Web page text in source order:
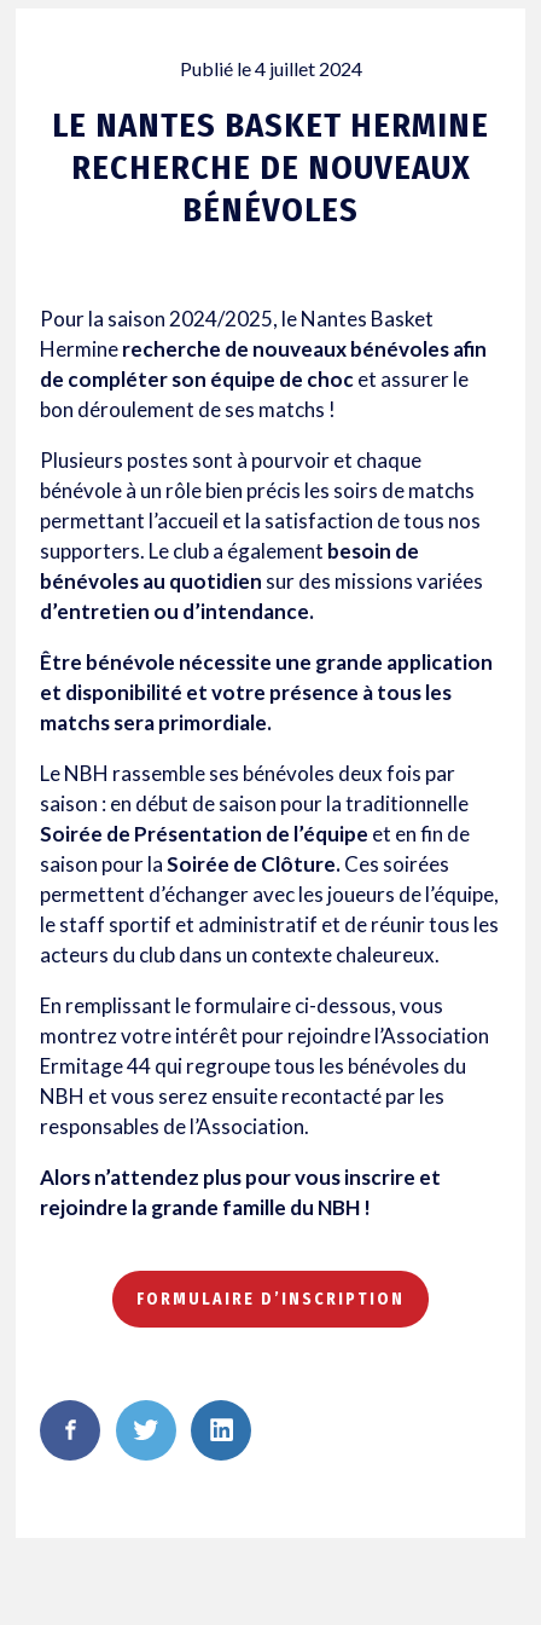
Publié le4 juillet 2024
LE NANTES BASKET HERMINE
RECHERCHE DE NOUVEAUX
BÉNÉVOLES
Pour la saison 2024/2025, le Nantes Basket
Herminerecherche de nouveaux bénévoles afin
de compléter son équipe de chocet assurer le
bon déroulement de ses matchs !
Plusieurs postes sont à pourvoir et chaque
bénévole à un rôle bien précis les soirs de matchs
permettant l’accueil et la satisfaction de tous nos
supporters. Le club a également besoin de
bénévoles au quotidien sur des missions variées
d’entretien ou d’intendance.
Être bénévole nécessite une grande application
et disponibilité et votre présence à tous les
matchs sera primordiale.
Le NBH rassemble ses bénévoles deux fois par
saison : en début de saison pour la traditionnelle
Soirée de Présentation de l’équipe et en fin de
saison pour laSoirée de Clôture.Ces soirées
permettent d’échanger avec les joueurs de l’équipe,
le staff sportif et administratif et de réunir tous les
acteurs du club dans un contexte chaleureux.
En remplissant le formulaire ci-dessous, vous
montrez votre intérêt pour rejoindre l’Association
Ermitage 44 qui regroupe tous les bénévoles du
NBH et vous serez ensuite recontacté par les
responsables de l’Association.
Alors n’attendez plus pour vous inscrire et
rejoindre la grande famille du NBH !
FORMULAIRE D’INSCRIPTION
FaceBookTwitterLinkedIn